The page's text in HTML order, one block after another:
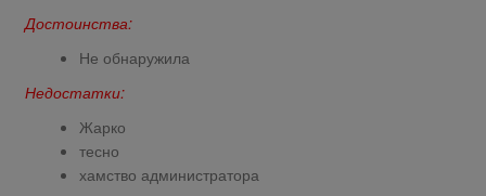
Достоинства:
Не обнаружила
Недостатки:
Жарко
тесно
хамство администратора